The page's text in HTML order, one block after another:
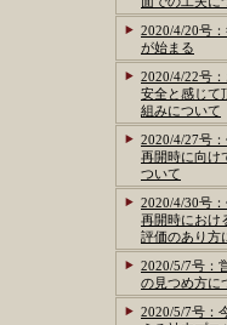
2020/4/20号
が始まる
2020/4/22号
安全と感じて
組みについて
2020/4/27号
再開時に向け
ついて
2020/4/30号
再開時におけ
評価のあり方
2020/5/7号：
の見つめ方に
2020/5/7号：